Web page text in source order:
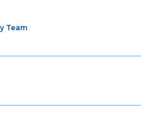
Team